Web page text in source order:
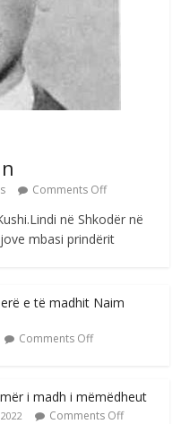
Comments Off
ty
Comments Off
Comments Off
në Shkodër në
mbasi prindërit
e të madhit Naim
Comments Off
i madh i mëmëdheut
Comments Off